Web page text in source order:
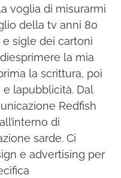
voglia di misurarmi
della tv anni 80
sigle dei cartoni
la mia
la scrittura, poi
lapubblicità. Dal
Redfish
di
sarde. Ci
e advertising per